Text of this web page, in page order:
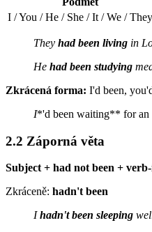
I / You / He / She / It / We / They
They had been living in
He had been studying
Zkrácená forma: I'd been,
I*'d been waiting** for an
2.2 Záporná věta
Subject + had not been +
Zkráceně: hadn't been
Ihadn't been sleeping